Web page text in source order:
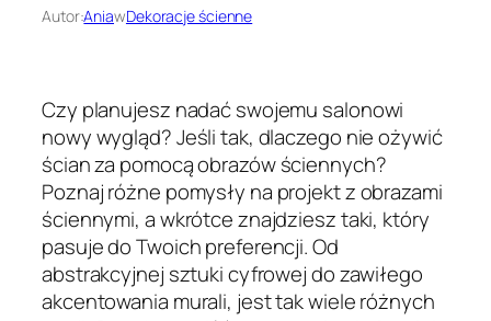
Autor:AniawDekoracje ścienne
Czy planujesz nadać swojemu salonowi
nowy wygląd? Jeśli tak, dlaczego nie ożywić
ścian za pomocą obrazów ściennych?
Poznaj różne pomysły na projekt z obrazami
ściennymi, a wkrótce znajdziesz taki, który
pasuje do Twoich preferencji. Od
abstrakcyjnej sztuki cyfrowej do zawiłego
akcentowania murali, jest tak wiele różnych